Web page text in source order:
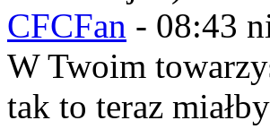
CFCFan - 08:43
W Twoim
tak to teraz